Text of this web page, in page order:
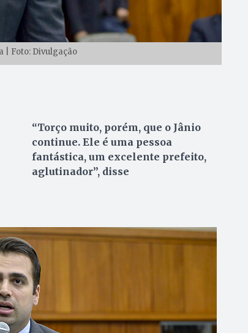
| Foto: Divulgação
“Torço muito, porém, que o Jânio
continue. Ele é uma pessoa
fantástica, um excelente prefeito,
aglutinador”, disse